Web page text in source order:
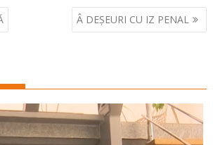
Â DEȘEURI CU IZ PENAL